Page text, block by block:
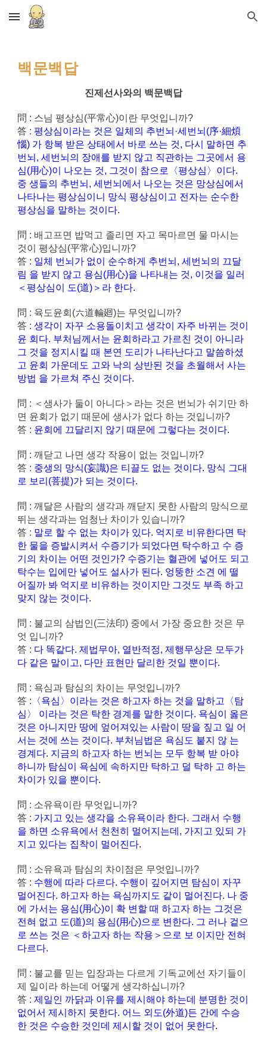
Skip to main content Skip to navigation
백문백답
진제선사와의 백문백답
問 : 스님 평상심(平常心)이란 무엇입니까?
答 :평상심이라는 것은 일체의 추번뇌·세번뇌(序·細煩
惱) 가 항복 받은 상태에서 바로 쓰는 것, 다시 말하면 추
번뇌, 세번뇌의 장애를 받지 않고 직관하는 그곳에서 용
심(用心)이 나오는 것, 그것이 참으로〈평상심〉이다.
중 생들의 추번뇌, 세번뇌에서 나오는 것은 망상심에서
나타나는 평상심이니 망식 평상심이고 전자는 순수한
평상심을 말하는 것이다.
問 : 배고프면 밥먹고 졸리면 자고 목마르면 물 마시는
것이 평상심(平常心)입니까?
答 : 일체 번뇌가 없이 순수하게 추번뇌, 세번뇌의 끄달
림 을 받지 않고 용심(用心)을 나타내는 것, 이것을 일러
＜평상심이 도(道)＞라 한다.
問 : 육도윤회(六道輪廻)는 무엇입니까?
答 : 생각이 자꾸 소용돌이치고 생각이 자주 바뀌는 것이
윤 회다. 부처님께서는 윤회하라고 가르친 것이 아니라
그 것을 정지시킬 때 본연 도리가 나타난다고 말씀하셨
고 윤회 가운데도 고와 낙의 상반된 것을 초월해서 사는
방법 을 가르쳐 주신 것이다.
問 : ＜생사가 둘이 아니다＞라는 것은 번뇌가 쉬기만 하
면 윤회가 없기 때문에 생사가 없다 하는 것입니까?
答 : 윤회에 끄달리지 않기 때문에 그렇다는 것이다.
問 : 깨닫고 나면 생각 작용이 없는 것입니까?
答 : 중생의 망식(妄識)은 티끌도 없는 것이다. 망식 그대
로 보리(菩提)가 되는 것이다.
問 : 깨달은 사람의 생각과 깨닫지 못한 사람의 망식으로
뛰는 생각과는 엄청난 차이가 있습니까?
答 : 말로 할 수 없는 차이가 있다. 억지로 비유한다면 탁
한 물을 증발시켜서 수증기가 되었다면 탁수하고 수 증
기의 차이는 어떤 것인가? 수증기는 혈관에 넣어도 되고
탁수는 입에만 넣어도 설사가 된다. 엉뚱한 소견 에 떨
어질까 봐 억지로 비유하는 것이지만 그것도 부족 하고
맞지 않는 것이다.
問 : 불교의 삼법인(三法印) 중에서 가장 중요한 것은 무
엇 입니까?
答 : 다 똑같다. 제법무아, 열반적정, 제행무상은 모두가
다 같은 말이고, 다만 표현만 달리한 것일 뿐이다.
問 : 욕심과 탐심의 차이는 무엇입니까?
答 : 〈욕심〉이라는 것은 하고자 하는 것을 말하고〈탐
심〉 이라는 것은 탁한 경계를 말한 것이다. 욕심이 옳은
것은 아니지만 땅에 엎어져있는 사람이 땅을 짚고 일 어
서는 것에 쓰는 것이다. 부처님법은 욕심도 붙지 않 는
경계다. 지금의 하고자 하는 번뇌는 모두 항복 받 아야
하니까 탐심이 욕심에 속하지만 탁하고 덜 탁하 고 하는
차이가 있을 뿐이다.
問 : 소유욕이란 무엇입니까?
答 : 가지고 있는 생각을 소유욕이라 한다. 그래서 수행
을 하면 소유욕에서 천천히 멀어지는데, 가지고 있되 가
지고 있다는 집착이 멀어진다.
問 : 소유욕과 탐심의 차이점은 무엇입니까?
答 : 수행에 따라 다르다. 수행이 깊어지면 탐심이 자꾸
멀어진다. 하고자 하는 욕심까지도 같이 멀어진다. 나 중
에 가서는 용심(用心)이 확 변할 때 하고자 하는 그것은
전혀 없고 도(道)의 용심(用心)으로 변한다. 그 러나 겉으
로 쓰는 것은 ＜하고자 하는 작용＞으로 보 이지만 전혀
다르다.
問 : 불교를 믿는 입장과는 다르게 기독교에선 자기들이
제 일이라 하는데 어떻게 생각하십니까?
答 : 제일인 까닭과 이유를 제시해야 하는데 분명한 것이
없어서 제시하지 못한다. 어느 외도(外道)든 간에 수승
한 것은 수승한 것인데 제시할 것이 없어 못한다.